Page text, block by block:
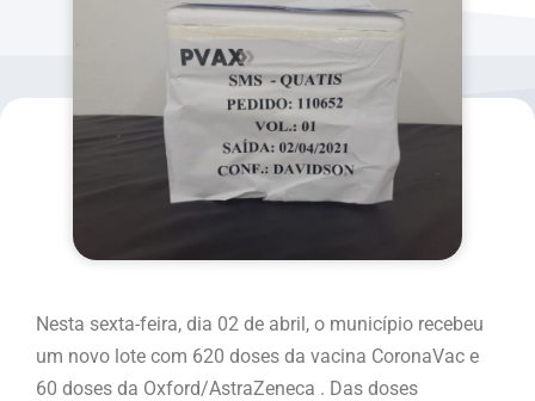
Nesta sexta-feira, dia 02 de abril, o município recebeu
um novo lote com 620 doses da vacina CoronaVac e
60 doses da Oxford/AstraZeneca . Das doses